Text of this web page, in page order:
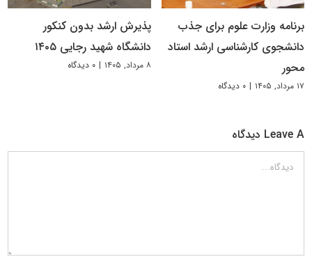
برنامه وزارت علوم برای جذب
دانشجوی کارشناسی ارشد استاد
محور
۱۷ مرداد, ۱۴۰۵ | ۰ دیدگاه
پذیرش ارشد بدون کنکور
دانشگاه شهید رجایی ۱۴۰۵
۸ مرداد, ۱۴۰۵ | ۰ دیدگاه
Leave A دیدگاه
دیدگاه